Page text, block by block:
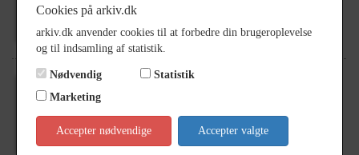
Brudegård, Alsønderup
Brudegård, Alsønderup
Cookies på arkiv.dk
arkiv.dk anvender cookies til at forbedre din brugeroplevelse
og til indsamling af statistik.
Nødvendig
Statistik
Marketing
Accepter nødvendige Accepter valgte